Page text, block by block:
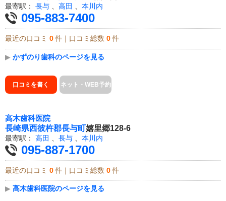
最寄駅： 長与 高田 本川内
095-883-7400
最近の口コミ 0 件｜口コミ総数 0 件
▶ かずのり歯科のページを見る
口コミを書く ネット・WEB予約
高木歯科医院
長崎県西彼杵郡長与町嬉里郷128-6
最寄駅： 高田 長与 本川内
095-887-1700
最近の口コミ 0 件｜口コミ総数 0 件
▶ 高木歯科医院のページを見る